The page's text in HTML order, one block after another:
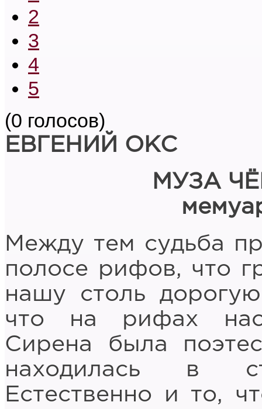
2
3
4
5
(0 голосов)
ЕВГЕНИЙ ОКС
МУЗА
Между тем судьба
полосе рифов, что
нашу столь
что на рифах нас
Сирена была
находилась в
Естественно и то,